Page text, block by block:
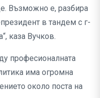
Възможно е, разбира
в тандем с г-
каза Вучков.
професионалната
има огромна
около поста на